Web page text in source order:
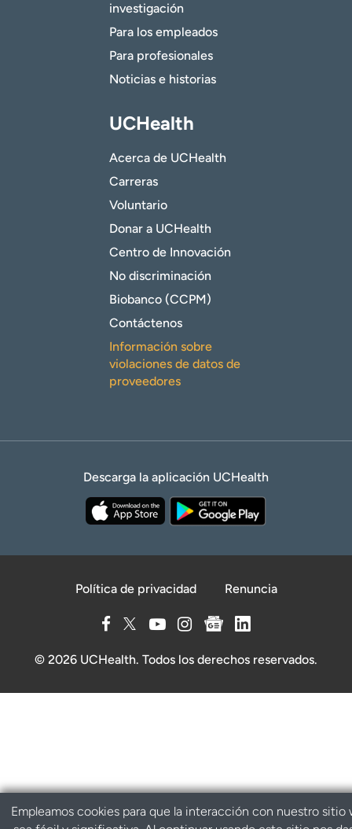
investigación
Para los empleados
Para profesionales
Noticias e historias
UCHealth
Acerca de UCHealth
Carreras
Voluntario
Donar a UCHealth
Centro de Innovación
No discriminación
Biobanco (CCPM)
Contáctenos
Información sobre
violaciones de datos de
proveedores
Descarga la aplicación UCHealth
Política de privacidad Renuncia
© 2026 UCHealth. Todos los derechos reservados.
Empleamos cookies para que la interacción con nuestro sitio